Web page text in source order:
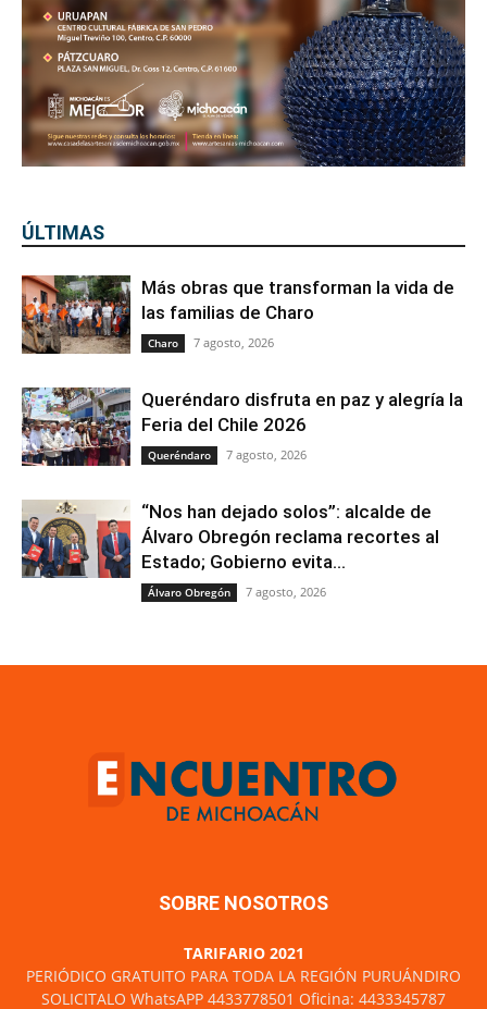
ÚLTIMAS
Más obras que transforman la vida de
las familias de Charo
Charo 7 agosto, 2026
Queréndaro disfruta en paz y alegría la
Feria del Chile 2026
Queréndaro 7 agosto, 2026
“Nos han dejado solos”: alcalde de
Álvaro Obregón reclama recortes al
Estado; Gobierno evita...
Álvaro Obregón 7 agosto, 2026
SOBRE NOSOTROS
TARIFARIO 2021
PERIÓDICO GRATUITO PARA TODA LA REGIÓN PURUÁNDIRO
SOLICITALO WhatsAPP 4433778501 Oficina: 4433345787